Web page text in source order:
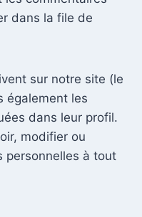
dans la file de
sur notre site (le
également les
dans leur profil.
modifier ou
personnelles à tout